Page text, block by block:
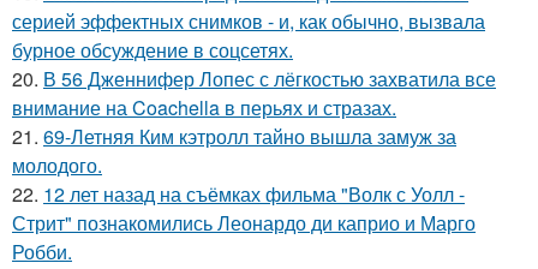
серией эффектных снимков - и, как обычно, вызвала
бурное обсуждение в соцсетях.
20. В 56 Дженнифер Лопес с лёгкостью захватила все
внимание на Coachella в перьях и стразах.
21. 69-Летняя Ким кэтролл тайно вышла замуж за
молодого.
22. 12 лет назад на съёмках фильма "Волк с Уолл -
Стрит" познакомились Леонардо ди каприо и Марго
Робби.